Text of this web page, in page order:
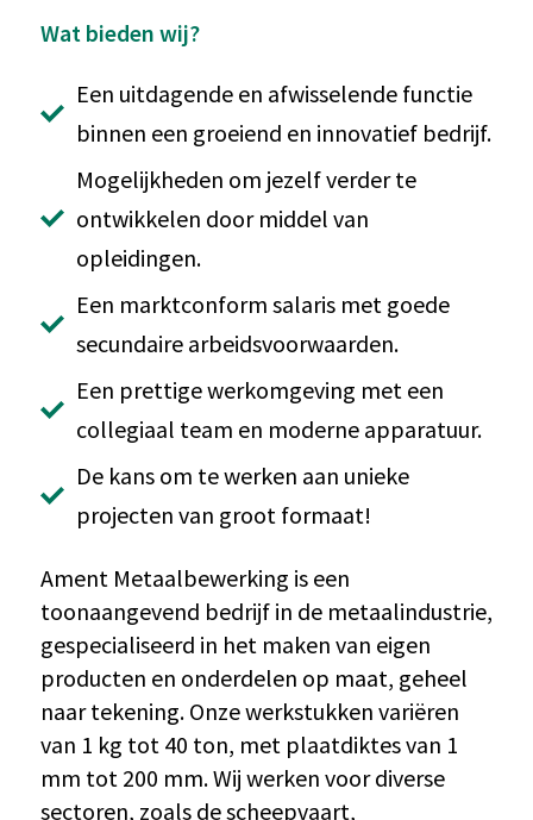
Wat bieden wij?
Een uitdagende en afwisselende functie
binnen een groeiend en innovatief bedrijf.
Mogelijkheden om jezelf verder te
ontwikkelen door middel van
opleidingen.
Een marktconform salaris met goede
secundaire arbeidsvoorwaarden.
Een prettige werkomgeving met een
collegiaal team en moderne apparatuur.
De kans om te werken aan unieke
projecten van groot formaat!
Ament Metaalbewerking is een
toonaangevend bedrijf in de metaalindustrie,
gespecialiseerd in het maken van eigen
producten en onderdelen op maat, geheel
naar tekening. Onze werkstukken variëren
van 1 kg tot 40 ton, met plaatdiktes van 1
mm tot 200 mm. Wij werken voor diverse
sectoren, zoals de scheepvaart,